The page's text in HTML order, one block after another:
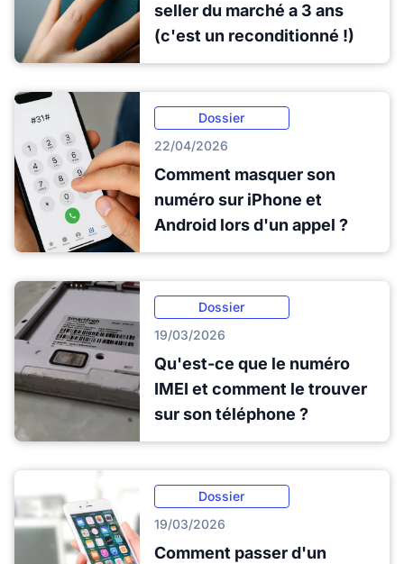
seller du marché a 3 ans
(c'est un reconditionné !)
Dossier
22/04/2026
Comment masquer son
numéro sur iPhone et
Android lors d'un appel ?
Dossier
19/03/2026
Qu'est-ce que le numéro
IMEI et comment le trouver
sur son téléphone ?
Dossier
19/03/2026
Comment passer d'un